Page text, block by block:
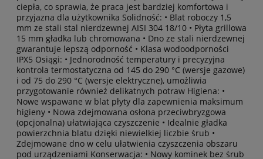
ciepła, co sprawia, że praca jest bardziej komfortowa i
przyjazna dla użytkownika Solidność: • Blat roboczy 1,5
mm ze stali stal nierdzewnej AISI 304 18/10 • Płyta grillowa
15 mm gładka lub chromowana • Dno ze stali nierdzewnej
gwarantuje lepszą odporność • Klasa wodoodporności
IPX5 Osiągi: • Jednorodność temperatury i precyzyjna
kontrola termostatyczna od 145 do 290 °C (wersje gazowe)
i od 75 do 290 °C (wersje elektryczne), umożliwia
przygotowanie również delikatnych potraw Higiena: •
Nowe wspawane w blat płyty dla zapewnienia maksimum
higieny • Nowa zdejmowana osłona przeciwbryzgowa
(opcjonalna) ułatwiająca czyszczenie • Idealnie gładka
powierzchnia blatu dzięki niewielkiej liczbie śrub •
Zdejmowane dno w celu ułatwienia czyszczenia obszaru
pod urządzeniami Konserwacja: • Nowy kominek bez śrub